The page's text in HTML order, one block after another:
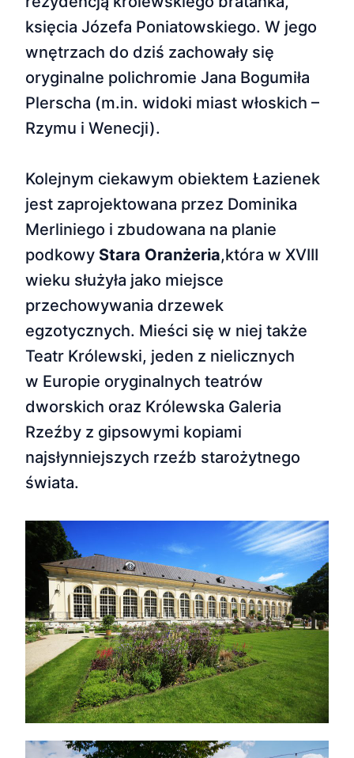
księcia Józefa Poniatowskiego. W jego
wnętrzach do dziś zachowały się
oryginalne polichromie Jana Bogumiła
Plerscha (m.in. widoki miast włoskich –
Rzymu i Wenecji).
Kolejnym ciekawym obiektem Łazienek
jest zaprojektowana przez Dominika
Merliniego i zbudowana na planie
podkowy Stara Oranżeria,która w XVIII
wieku służyła jako miejsce
przechowywania drzewek
egzotycznych. Mieści się w niej także
Teatr Królewski, jeden z nielicznych
w Europie oryginalnych teatrów
dworskich oraz Królewska Galeria
Rzeźby z gipsowymi kopiami
najsłynniejszych rzeźb starożytnego
świata.